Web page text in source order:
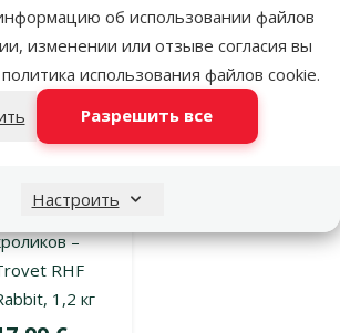
об использовании файлов
изменении или отзыве согласия вы
политика использования файлов cookie.
Разрешить все
Настроить
В корзину
Корм для
–
RHF
1,2 кг